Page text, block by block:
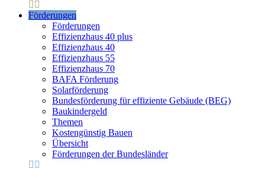
Förderungen
Förderungen
Effizienzhaus 40 plus
Effizienzhaus 40
Effizienzhaus 55
Effizienzhaus 70
BAFA Förderung
Solarförderung
Bundesförderung für effiziente Gebäude (BEG)
Baukindergeld
Themen
Kostengünstig Bauen
Übersicht
Förderungen der Bundesländer